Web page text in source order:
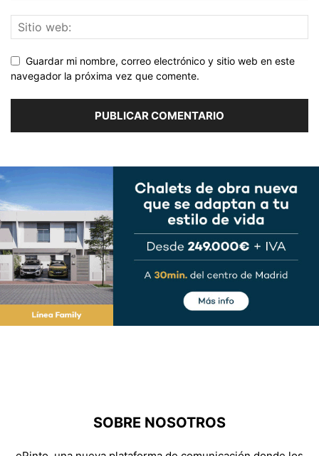
Guardar mi nombre, correo electrónico y sitio web en este
navegador la próxima vez que comente.
SOBRE NOSOTROS